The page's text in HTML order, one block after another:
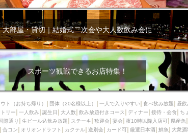
アレルギー対応可能
牧志駅周辺 ペット同伴
ダイエット中におススメ
沖縄そば 串揚げ
ソファー
激辛料理 石垣牛 アヒージョ
ファーストフード
スペシャルディナー ホルモ
スクリーン
スペインバル・イタリアンバール
カニ
カフェ ジビエ 安里駅周辺 アジア
分煙 少人数貸切(15名以下から)
ホッピー
焼肉 電気ブラン エビスビール
マイク
サッポロ 昼宴会 イベリコ豚 山
大部屋・貸切｜結婚式二次会や大人数飲み会に
スポーツ観戦できるお店特集！
ト（お持ち帰り） 団体（20名様以上） 一人で入りやすい 食べ飲み放題 昼飲
リー 一人飲み 誕生日 大人数 飲み放題付きコース ディナー 接待・会食 ち
国際通り 生ビール込飲み放題 ステーキ 歓迎会 宴会 夜10時以降入店可 県産魚
合コン オリオンドラフト カクテル 送別会 カード可 厳選日本酒 鮮魚 大衆酒